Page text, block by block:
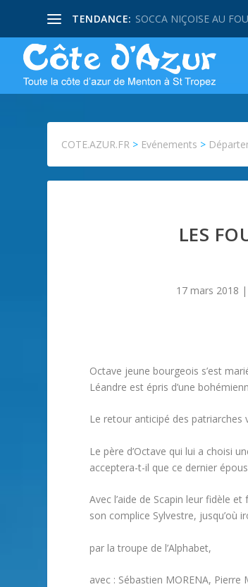
TENDANCE: SOCCA NIÇOISE AU
COTE.AZUR.FR > Evénements >
LES
17 mars 2018 |
Octave jeune bourgeois s’est
Léandre est épris d’une
Le retour anticipé des
Le père d’Octave qui lui a choisi
acceptera-t-il que ce dernier
Avec l’aide de Scapin leur fidèle
son complice Sylvestre, jusqu’où
par la troupe de l’Alphabet,
avec : Sébastien MORENA, Pierre